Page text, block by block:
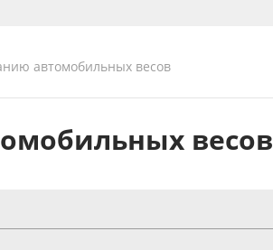
автомобильных весов
весов